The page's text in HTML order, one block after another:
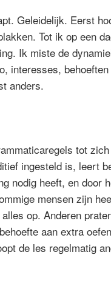
Geleidelijk. Eerst
Tot ik op een
Ik miste de
interesses,
anders.
tot
ingesteld is, leert
nodig heeft, en door
mensen zijn
op. Anderen
aan extra
de les regelmatig